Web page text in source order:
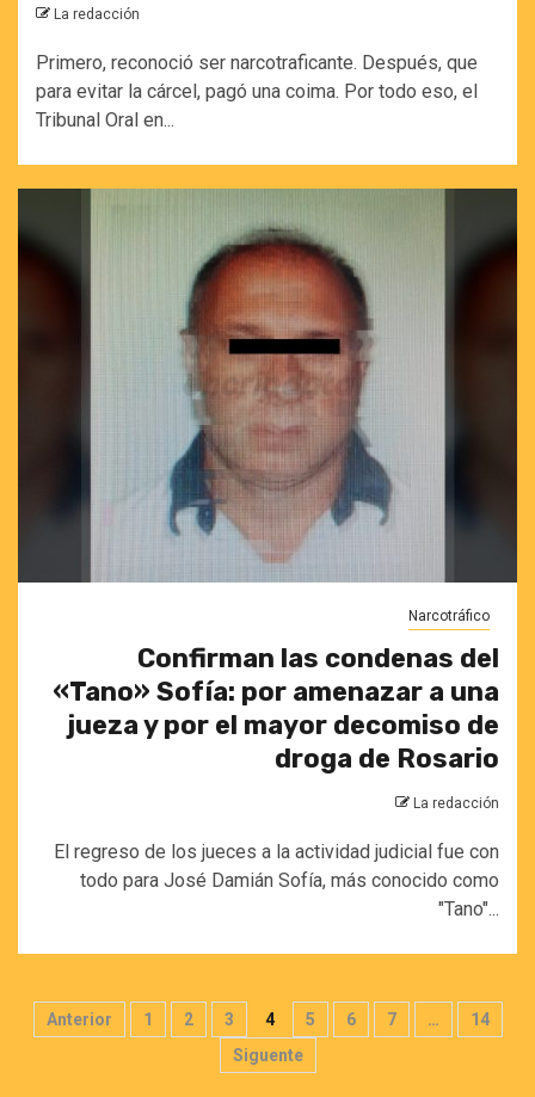
La redacción
Primero, reconoció ser narcotraficante. Después, que
para evitar la cárcel, pagó una coima. Por todo eso, el
Tribunal Oral en...
Narcotráfico
Confirman las condenas del
«Tano» Sofía: por amenazar a una
jueza y por el mayor decomiso de
droga de Rosario
La redacción
El regreso de los jueces a la actividad judicial fue con
todo para José Damián Sofía, más conocido como
"Tano"...
Paginación
Anterior 1 2 3 4 5 6 7 …
14
Siguente